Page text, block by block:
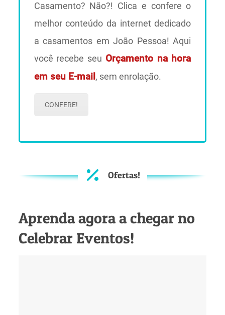
Casamento? Não?! Clica e confere o
melhor conteúdo da internet dedicado
a casamentos em João Pessoa! Aqui
você recebe seu Orçamento na hora
em seu E-mail , sem enrolação.
CONFERE!
Ofertas!
Aprenda agora a chegar no
Celebrar Eventos!